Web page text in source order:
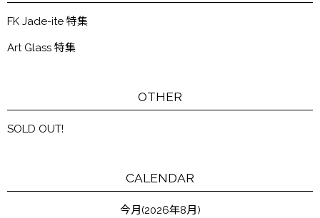
FK Jade-ite 特集
Art Glass 特集
OTHER
SOLD OUT!
CALENDAR
今月(2026年8月)